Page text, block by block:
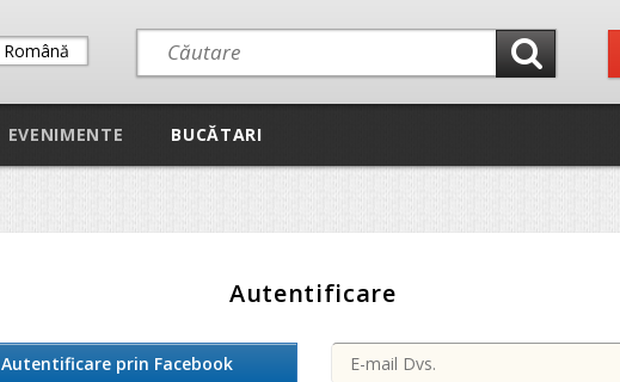
Română
EVENIMENTE BUCĂTARI
Autentificare
Autentificare prin Facebook